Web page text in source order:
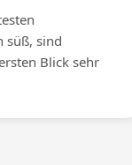
süß, sind
Blick sehr